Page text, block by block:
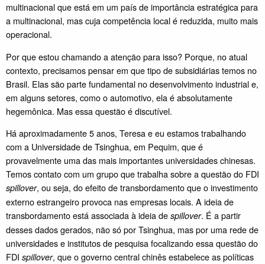
multinacional que está em um país de importância estratégica para
a multinacional, mas cuja competência local é reduzida, muito mais
operacional.
Por que estou chamando a atenção para isso? Porque, no atual
contexto, precisamos pensar em que tipo de subsidiárias temos no
Brasil. Elas são parte fundamental no desenvolvimento industrial e,
em alguns setores, como o automotivo, ela é absolutamente
hegemônica. Mas essa questão é discutível.
Há aproximadamente 5 anos, Teresa e eu estamos trabalhando
com a Universidade de Tsinghua, em Pequim, que é
provavelmente uma das mais importantes universidades chinesas.
Temos contato com um grupo que trabalha sobre a questão do FDI
spillover, ou seja, do efeito de transbordamento que o investimento
externo estrangeiro provoca nas empresas locais. A ideia de
transbordamento está associada à ideia de spillover. É a partir
desses dados gerados, não só por Tsinghua, mas por uma rede de
universidades e institutos de pesquisa focalizando essa questão do
FDI spillover, que o governo central chinês estabelece as políticas